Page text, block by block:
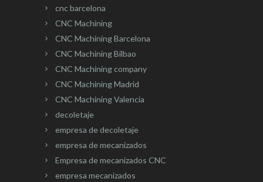
cnc barcelona
CNC Machining
CNC Machining Barcelona
CNC Machining Bilbao
CNC Machining company
CNC Machining Madrid
CNC Machining Valencia
decoletaje
empresa de decoletaje
empresa de mecanizados
Empresa de mecanizados CNC
empresa mecanizados